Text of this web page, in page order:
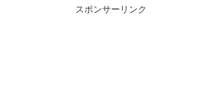
スポンサーリンク